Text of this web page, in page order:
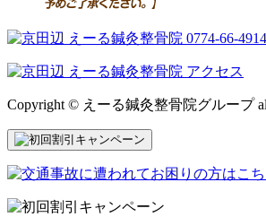
Copyright © えーる鍼灸整骨院グループ